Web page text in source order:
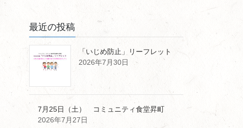
最近の投稿
「いじめ防止」リーフレット
2026年7月30日
7月25日（土） コミュニティ食堂昇町
2026年7月27日